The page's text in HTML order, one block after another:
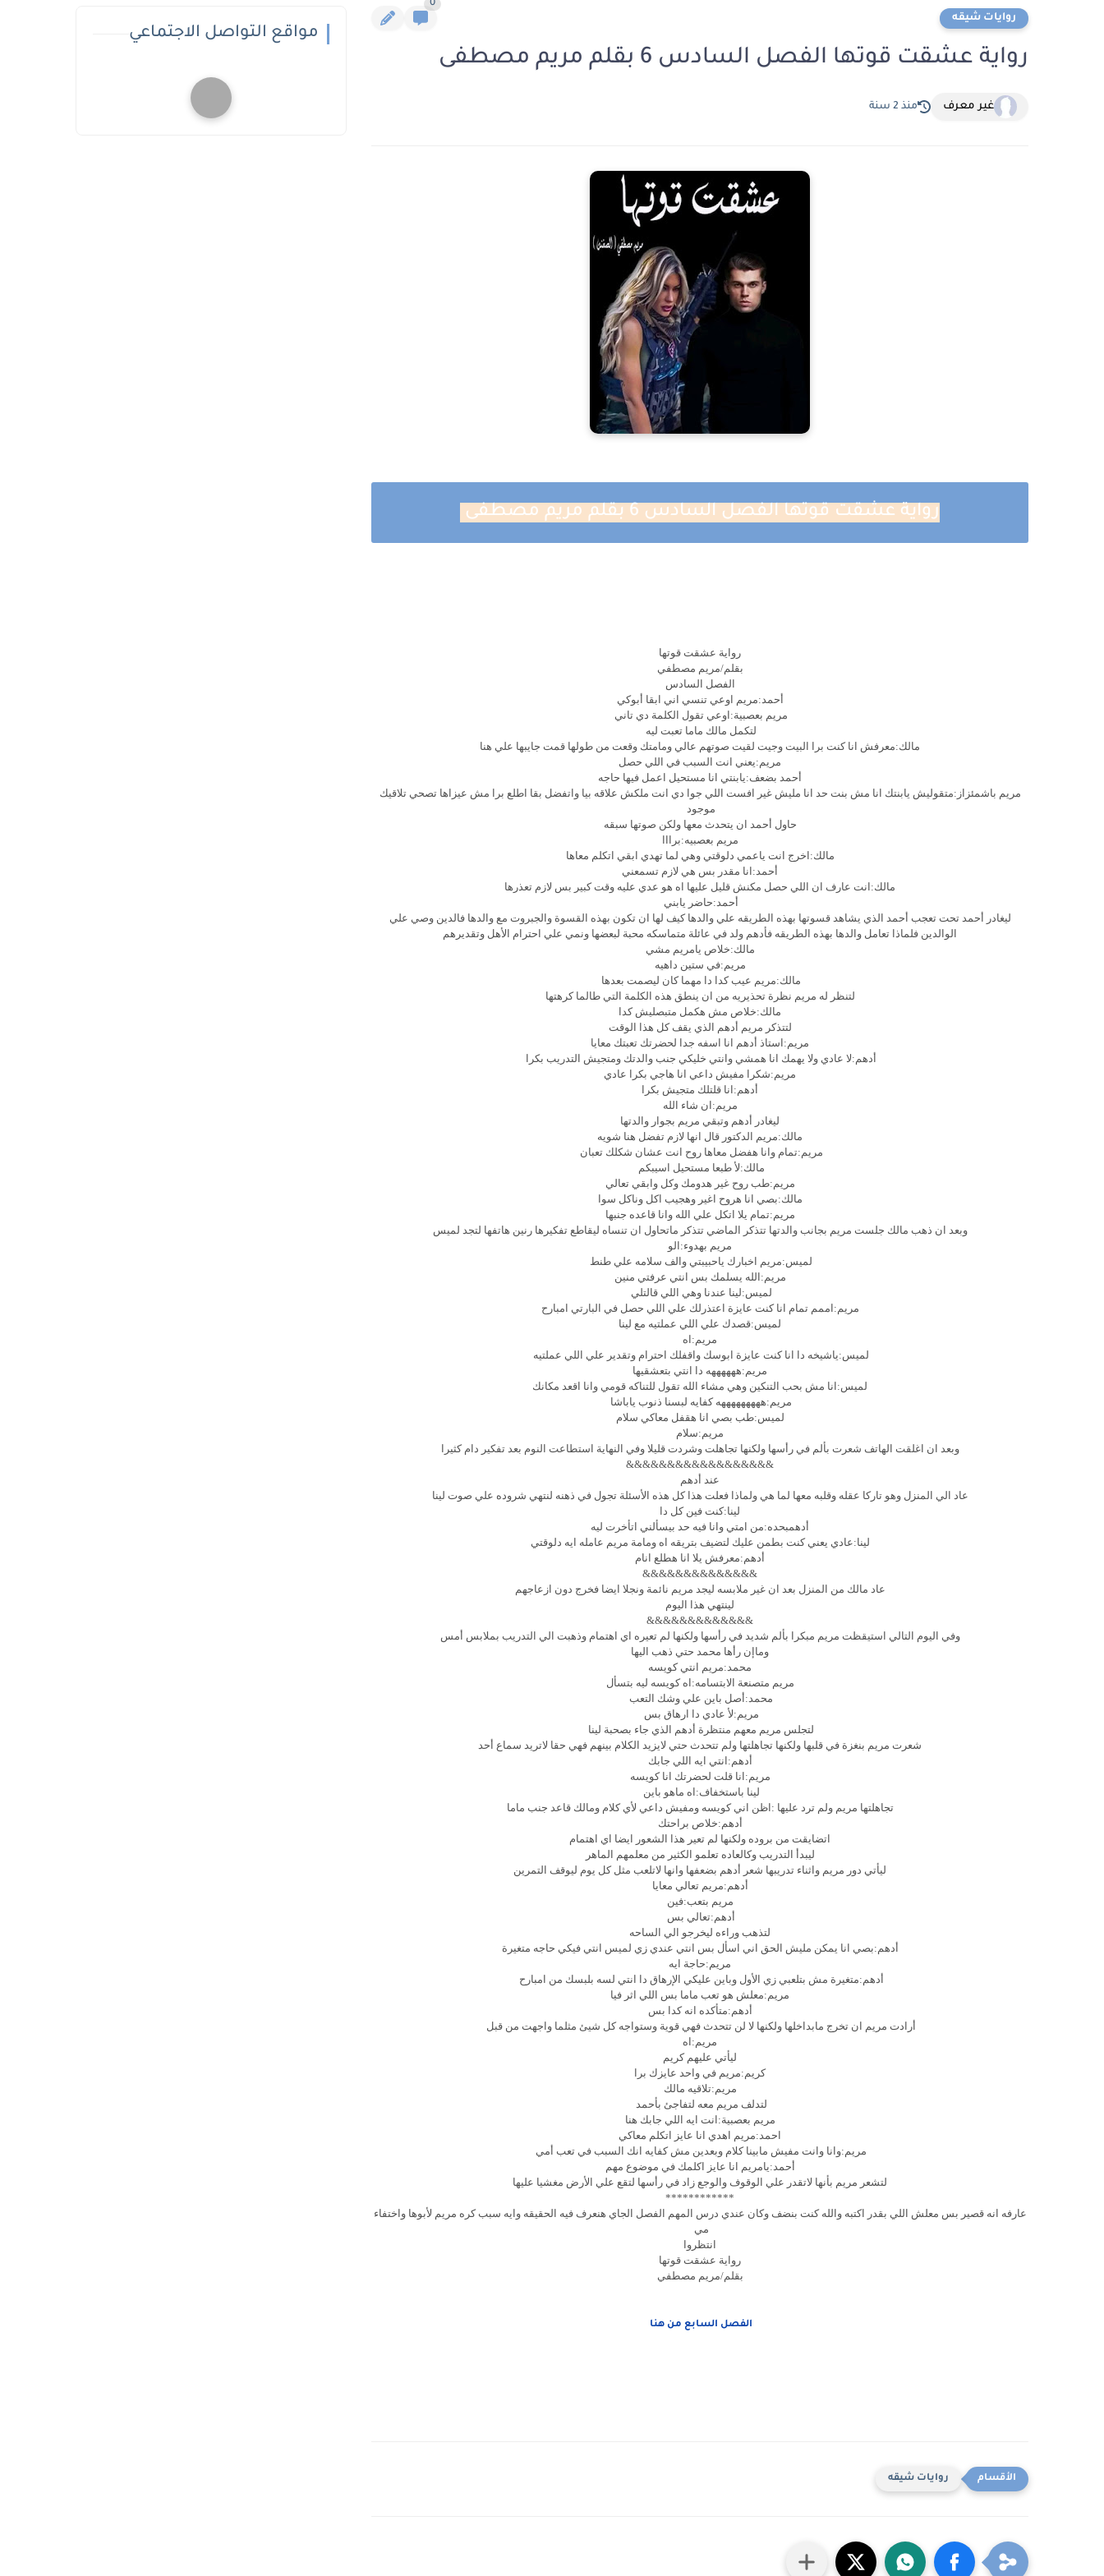
روايات شيقه
0
رواية عشقت قوتها الفصل السادس 6 بقلم مريم مصطفى
غير معرف منذ 2 سنة
رواية عشقت قوتها الفصل السادس 6 بقلم مريم مصطفى
رواية عشقت قوتها
بقلم/مريم مصطفي
الفصل السادس
أحمد:مريم اوعي تنسي اني ابقا أبوكي
مريم بعصبية:اوعي تقول الكلمة دي تاني
لتكمل مالك ماما تعبت ليه
مالك:معرفش انا كنت برا البيت وجيت لقيت صوتهم عالي ومامتك وقعت من طولها قمت جايبها علي هنا
مريم:يعني انت السبب في اللي حصل
أحمد بضعف:يابنتي انا مستحيل اعمل فيها حاجه
مريم باشمئزاز:متقوليش يابنتك انا مش بنت حد انا مليش غير افست اللي جوا دي انت ملكش علاقه بيا واتفضل بقا اطلع برا مش عيزاها تصحي تلاقيك
موجود
حاول أحمد ان يتحدث معها ولكن صوتها سبقه
مريم بعصبيه:برااا
مالك:اخرج انت ياعمي دلوقتي وهي لما تهدي ابقي اتكلم معاها
أحمد:انا مقدر بس هي لازم تسمعني
مالك:انت عارف ان اللي حصل مكنش قليل عليها اه هو عدي عليه وقت كبير بس لازم تعذرها
أحمد:حاضر يابني
ليغادر أحمد تحت تعجب أحمد الذي يشاهد قسوتها بهذه الطريقه علي والدها كيف لها ان تكون بهذه القسوة والجبروت مع والدها فالدين وصي علي
الوالدين فلماذا تعامل والدها بهذه الطريقه فأدهم ولد في عائلة متماسكه محبة لبعضها ونمي علي احترام الأهل وتقديرهم
مالك:خلاص يامريم مشي
مريم:في ستين داهيه
مالك:مريم عيب كدا دا مهما كان ليصمت بعدها
لتنظر له مريم نظرة تحذيريه من ان ينطق هذه الكلمة التي طالما كرهتها
مالك:خلاص مش هكمل متبصليش كدا
لتتذكر مريم أدهم الذي يقف كل هذا الوقت
مريم:استاذ أدهم انا اسفه جدا لحضرتك تعبتك معايا
أدهم:لا عادي ولا يهمك انا همشي وانتي خليكي جنب والدتك ومتجيش التدريب بكرا
مريم:شكرا مفيش داعي انا هاجي بكرا عادي
أدهم:انا قلتلك متجيش بكرا
مريم:ان شاء الله
ليغادر أدهم وتبقي مريم بجوار والدتها
مالك:مريم الدكتور قال انها لازم تفضل هنا شويه
مريم:تمام وانا هفضل معاها روح انت عشان شكلك تعبان
مالك:لأ طبعا مستحيل اسيبكم
مريم:طب روح غير هدومك وكل وابقي تعالي
مالك:بصي انا هروح اغير وهجيب اكل وناكل سوا
مريم:تمام يلا اتكل علي الله وانا قاعده جنبها
وبعد ان ذهب مالك جلست مريم بجانب والدتها تتذكر الماضي تتذكر ماتحاول ان تنساه ليقاطع تفكيرها رنين هاتفها لتجد لميس
مريم بهدوء:الو
لميس:مريم اخبارك ياحبيبتي والف سلامه علي طنط
مريم:الله يسلمك بس انتي عرفتي منين
لميس:لينا عندنا وهي اللي قالتلي
مريم:اممم تمام انا كنت عايزة اعتذرلك علي اللي حصل في البارتي امبارح
لميس:قصدك علي اللي عملتيه مع لينا
مريم:اه
لميس:ياشيخه دا انا كنت عايزة ابوسك واقفلك احترام وتقدير علي اللي عملتيه
مريم:ههههههه دا انتي بتعشقيها
لميس:انا مش بحب التنكين وهي مشاء الله تقول للتناكه قومي وانا اقعد مكانك
مريم:هههههههههه كفايه لبسنا ذنوب ياباشا
لميس:طب بصي انا هقفل معاكي سلام
مريم:سلام
وبعد ان اغلقت الهاتف شعرت بألم في رأسها ولكنها تجاهلت وشردت قليلا وفي النهاية استطاعت النوم بعد تفكير دام كثيرا
&&&&&&&&&&&&&&&&&&
عند أدهم
عاد الي المنزل وهو تاركا عقله وقلبه معها لما هي ولماذا فعلت هذا كل هذه الأسئلة تجول في ذهنه لنتهي شروده علي صوت لينا
لينا:كنت فين كل دا
أدهمبحده:من امتي وانا فيه حد بيسألني اتأخرت ليه
لينا:عادي يعني كنت بطمن عليك لتضيف بتريقه اه ومامة مريم عامله ايه دلوقتي
أدهم:معرفش يلا انا هطلع انام
&&&&&&&&&&&&&&
عاد مالك من المنزل بعد ان غير ملابسه ليجد مريم نائمة ونجلا ايضا فخرج دون ازعاجهم
لينتهي هذا اليوم
&&&&&&&&&&&&&
وفي اليوم التالي استيقظت مريم مبكرا بألم شديد في رأسها ولكنها لم تعيره اي اهتمام وذهبت الي التدريب بملابس أمس
وماإن رأها محمد حتي ذهب اليها
محمد:مريم انتي كويسه
مريم متصنعة الابتسامه:اه كويسه ليه بتسأل
محمد:أصل باين علي وشك التعب
مريم:لأ عادي دا ارهاق بس
لتجلس مريم معهم منتظرة أدهم الذي جاء بصحبة لينا
شعرت مريم بنغزة في قلبها ولكنها تجاهلتها ولم تتحدث حتي لايزيد الكلام بينهم فهي حقا لاتريد سماع أحد
أدهم:انتي ايه اللي جابك
مريم:انا قلت لحضرتك انا كويسه
لينا باستخفاف:اه ماهو باين
تجاهلتها مريم ولم ترد عليها :اظن اني كويسه ومفيش داعي لأي كلام ومالك قاعد جنب ماما
أدهم:خلاص براحتك
اتضايقت من بروده ولكنها لم تعير هذا الشعور ايضا اي اهتمام
ليبدأ التدريب وكالعاده تعلمو الكثير من معلمهم الماهر
ليأتي دور مريم واثناء تدريبها شعر أدهم بضعفها وانها لاتلعب مثل كل يوم ليوقف التمرين
أدهم:مريم تعالي معايا
مريم بتعب:فين
أدهم:تعالي بس
لتذهب وراءه ليخرجو الي الساحه
أدهم:بصي انا يمكن مليش الحق اني اسأل بس انتي عندي زي لميس انتي فيكي حاجه متغيرة
مريم:حاجة ايه
أدهم:متغيرة مش بتلعبي زي الأول وباين عليكي الإرهاق دا انتي لسه بلبسك من امبارح
مريم:معلش هو تعب ماما بس اللي اثر فيا
أدهم:متأكده انه كدا بس
أرادت مريم ان تخرج مابداخلها ولكنها لا لن تتحدث فهي قوية وستواجه كل شيئ مثلما واجهت من قبل
مريم:اه
ليأتي عليهم كريم
كريم:مريم في واحد عايزك برا
مريم:تلاقيه مالك
لتدلف مريم معه لتفاجئ بأحمد
مريم بعصبية:انت ايه اللي جابك هنا
احمد:مريم اهدي انا عايز اتكلم معاكي
مريم:وانا وانت مفيش مابينا كلام وبعدين مش كفايه انك السبب في تعب أمي
أحمد:يامريم انا عايز اكلمك في موضوع مهم
لتشعر مريم بأنها لاتقدر علي الوقوف والوجع زاد في رأسها لتقع علي الأرض مغشيا عليها
************
عارفه انه قصير بس معلش اللي بقدر اكتبه والله كنت بنضف وكان عندي درس المهم الفصل الجاي هنعرف فيه الحقيقه وايه سبب كره مريم لأبوها واختفاء
مي
انتظروا
رواية عشقت قوتها
بقلم/مريم مصطفي
الفصل السابع من هنا
روايات شيقه
مواقع التواصل الاجتماعي